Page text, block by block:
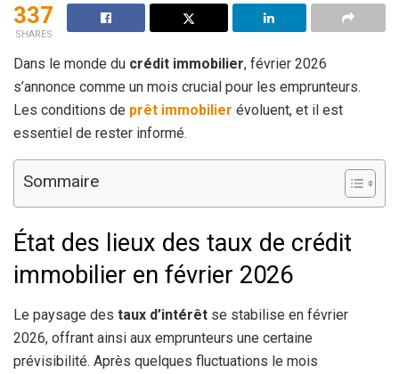
337
SHARES
Dans le monde du crédit immobilier, février 2026
s’annonce comme un mois crucial pour les emprunteurs.
Les conditions de prêt immobilier évoluent, et il est
essentiel de rester informé.
Sommaire
État des lieux des taux de crédit
immobilier en février 2026
Le paysage des taux d’intérêt se stabilise en février
2026, offrant ainsi aux emprunteurs une certaine
prévisibilité. Après quelques fluctuations le mois